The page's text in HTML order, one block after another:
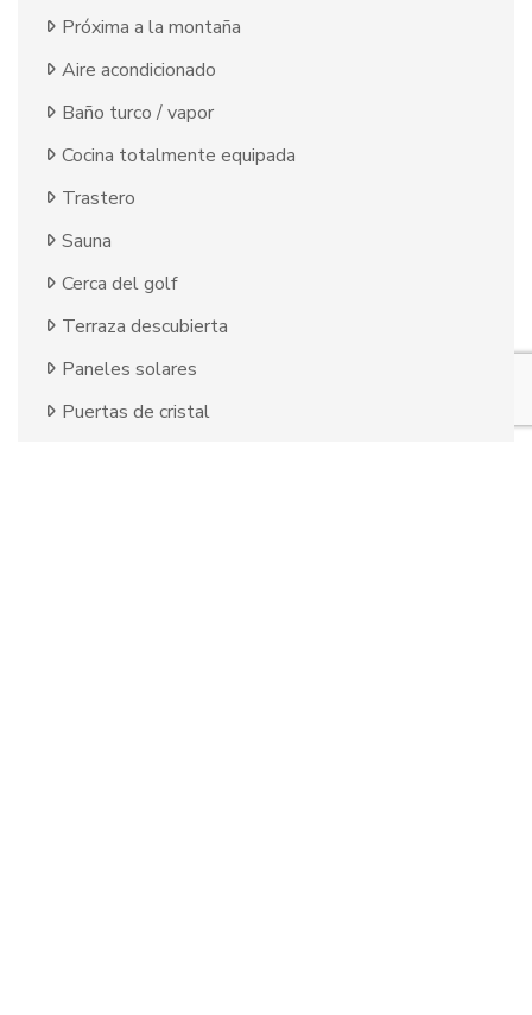
Próxima a la montaña
Aire acondicionado
Baño turco / vapor
Cocina totalmente equipada
Trastero
Sauna
Cerca del golf
Terraza descubierta
Paneles solares
Puertas de cristal